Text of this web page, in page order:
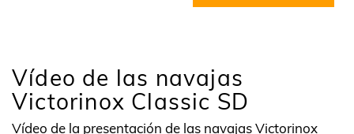
Vídeo de las navajas
Victorinox Classic SD
Vídeo de la presentación de las navajas Victorinox